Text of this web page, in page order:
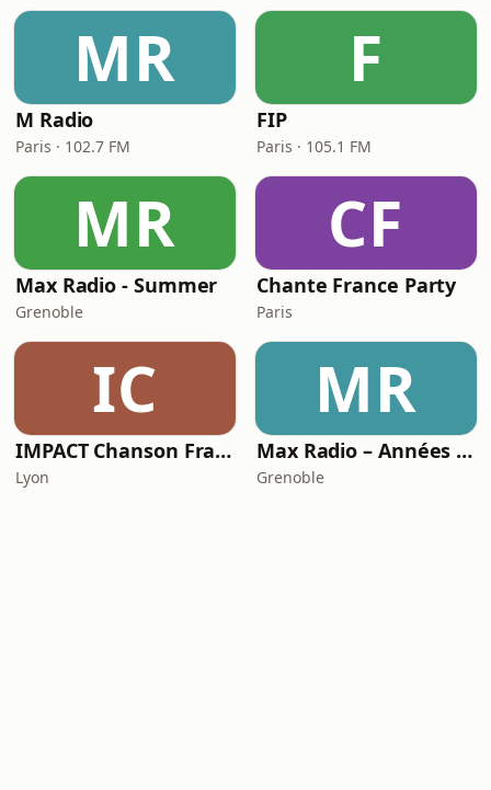
MR
M Radio
Paris · 102.7 FM
F
FIP
Paris · 105.1 FM
MR
Max Radio - Summer
Grenoble
CF
Chante France Party
Paris
IC
IMPACT Chanson Française
Lyon
MR
Max Radio – Années 2000
Grenoble